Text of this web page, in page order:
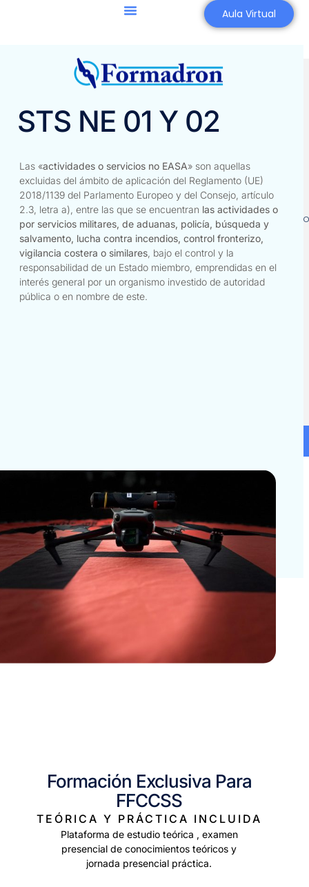
Aula Virtual
STS NE 01 Y 02
Las «actividades o servicios no EASA» son aquellas
excluidas del ámbito de aplicación del Reglamento (UE)
2018/1139 del Parlamento Europeo y del Consejo, artículo
2.3, letra a), entre las que se encuentran las actividades o
por servicios militares, de aduanas, policía, búsqueda y
salvamento, lucha contra incendios, control fronterizo,
vigilancia costera o similares, bajo el control y la
responsabilidad de un Estado miembro, emprendidas en el
interés general por un organismo investido de autoridad
pública o en nombre de este.
Formación Exclusiva Para
FFCCSS
TEÓRICA Y PRÁCTICA INCLUIDA
Plataforma de estudio teórica , examen
presencial de conocimientos teóricos y
jornada presencial práctica.
Copyright
formadron.es
2025 marca
registrada
M4255610
TRAINING AND
Mas
Próximas
jornadas
STS
Blog y
noticias
Aviso
legal
Enlaces
drones
Icaro XXI
Aesa
exámenes
Aemet
Medición
de viento
Contacto:
Calle Alhamar 25
18005 Granada
Email:
Tl: 858 830 137
Horario de verano:
L-V 9:30 - 14:00